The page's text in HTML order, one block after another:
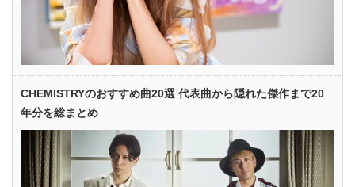
CHEMISTRYのおすすめ曲20選 代表曲から隠れた傑作まで20
年分を総まとめ